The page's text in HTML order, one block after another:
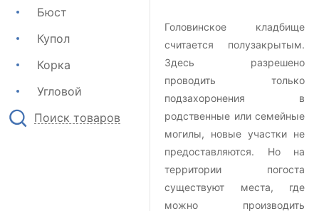
Бюст
Купол
Корка
Угловой
Поиск товаров
Головинское кладбище
считается полузакрытым.
Здесь разрешено
проводить только
подзахоронения в
родственные или семейные
могилы, новые участки не
предоставляются. Но на
территории погоста
существуют места, где
можно производить